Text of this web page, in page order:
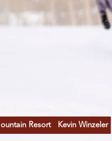
Resort Kevin Winzeler